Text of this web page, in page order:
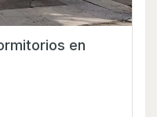
en